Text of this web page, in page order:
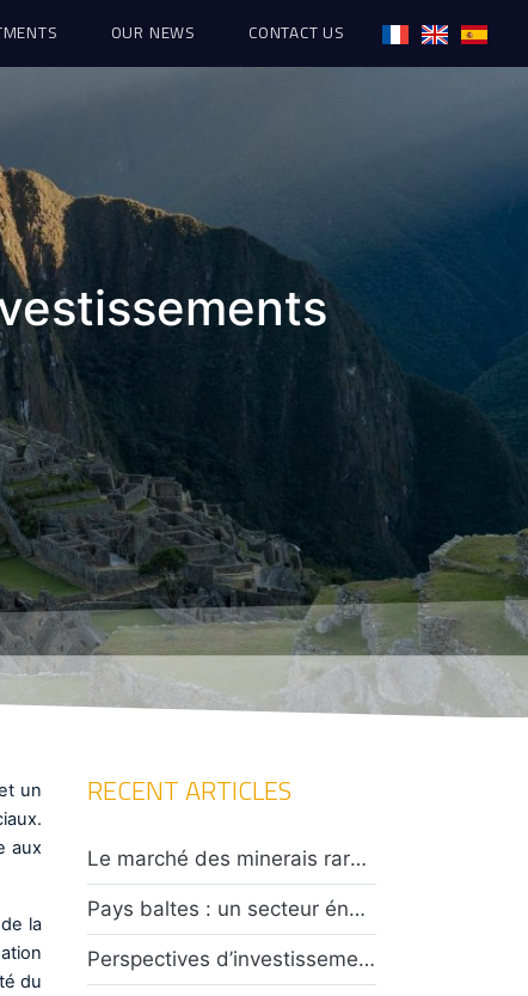
OUR NEWS CONTACT US
un
aux
la
du
RECENT ARTICLES
Le marché des minerais rares en Asie centrale : opportunités et défis pour les investisseurs
Pays baltes : un secteur énergétique en plein essor confronté à un climat de tensions caractérisées
Perspectives d’investissements en Indonésie : entre attractivité économique et défis sécuritaires